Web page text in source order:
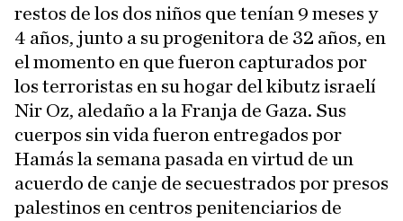
restos de los dos niños que tenían 9 meses y
4 años, junto a su progenitora de 32 años, en
el momento en que fueron capturados por
los terroristas en su hogar del kibutz israelí
Nir Oz, aledaño a la Franja de Gaza. Sus
cuerpos sin vida fueron entregados por
Hamás la semana pasada en virtud de un
acuerdo de canje de secuestrados por presos
palestinos en centros penitenciarios de